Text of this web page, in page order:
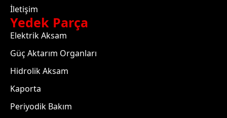
İletişim
Yedek Parça
Elektrik Aksam
Güç Aktarım Organları
Hidrolik Aksam
Kaporta
Periyodik Bakım